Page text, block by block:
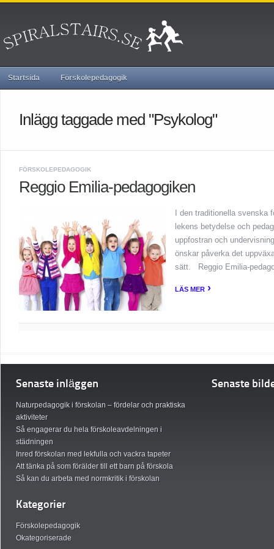
Startsida Förskolepedagogik
Inlägg taggade med "Psykolog"
FÖRSKOLEPEDAGOGIK
Reggio Emilia-pedagogiken
I den traditionella svenska
lekens betydelse och
uppfostran och
önskar påverka det
sätt. Reggio Emilia-
LÄS MER ›
Senaste inläggen
Naturpedagogik i förskolan – fördelar och praktiska
aktiviteter
Så engagerar du hela förskoleavdelningen i
städningen
Inred förskolan med lekfulla och vackra tapeter
Att tänka på som förälder till ett barn på förskola
Så kan du arbeta med normkritik i förskolan
Kategorier
Förskolepedagogik
Okategoriserade
Senaste